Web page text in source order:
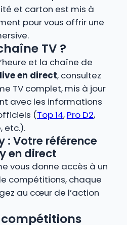
et carton est mis à
pour vous offrir une
TV ?
et la chaîne de
live en direct, consultez
TV complet, mis à jour
avec les informations
(Top 14, Pro D2,
etc.).
: Votre référence
en direct
vous donne accès à un
compétitions, chaque
au cœur de l’action
compétitions